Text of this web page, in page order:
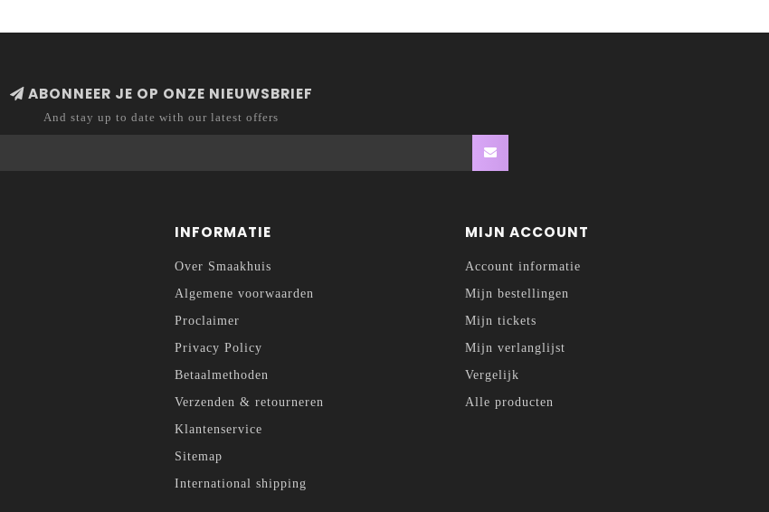
ABONNEER JE OP ONZE NIEUWSBRIEF
And stay up to date with our latest offers
INFORMATIE
Over Smaakhuis
Algemene voorwaarden
Proclaimer
Privacy Policy
Betaalmethoden
Verzenden & retourneren
Klantenservice
Sitemap
International shipping
MIJN ACCOUNT
Account informatie
Mijn bestellingen
Mijn tickets
Mijn verlanglijst
Vergelijk
Alle producten